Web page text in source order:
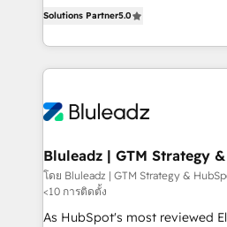
range of industries, including
B2B services, manufacturing,
on delivering clean, scalable,
create long-term value and a
Every engagement begins with
customer journey mapping,
Only then we architect
outcomes to deliver. -SYSTEM INTEGRATION-
make HubSpot the operational
SAP, Microsoft Dynamics,
enterprise platform.
HubSpot beyond standard
Solutions Partner5.0
Bluleadz | GTM Strategy
Implementation
โดย Bluleadz | GTM Strategy &
<10 การติดตั้ง
As HubSpot's most reviewed